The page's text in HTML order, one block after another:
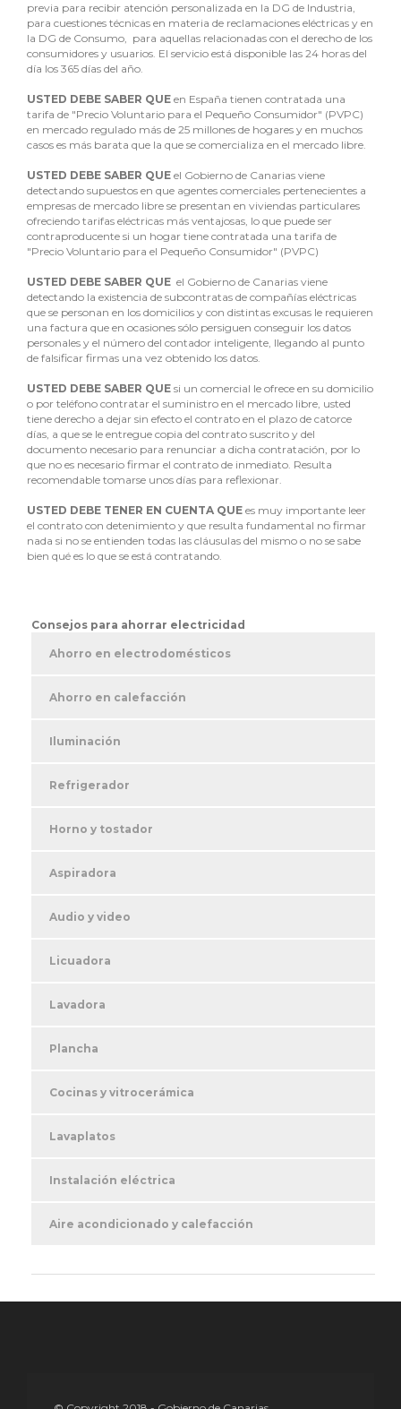
previa para recibir atención personalizada en la DG de Industria,
para cuestiones técnicas en materia de reclamaciones eléctricas y en
la DG de Consumo, para aquellas relacionadas con el derecho de los
consumidores y usuarios. El servicio está disponible las 24 horas del
día los 365 días del año.
USTED DEBE SABER QUE en España tienen contratada una
tarifa de "Precio Voluntario para el Pequeño Consumidor" (PVPC)
en mercado regulado más de 25 millones de hogares y en muchos
casos es más barata que la que se comercializa en el mercado libre.
USTED DEBE SABER QUE el Gobierno de Canarias viene
detectando supuestos en que agentes comerciales pertenecientes a
empresas de mercado libre se presentan en viviendas particulares
ofreciendo tarifas eléctricas más ventajosas, lo que puede ser
contraproducente si un hogar tiene contratada una tarifa de
"Precio Voluntario para el Pequeño Consumidor" (PVPC)
USTED DEBE SABER QUE el Gobierno de Canarias viene
detectando la existencia de subcontratas de compañías eléctricas
que se personan en los domicilios y con distintas excusas le requieren
una factura que en ocasiones sólo persiguen conseguir los datos
personales y el número del contador inteligente, llegando al punto
de falsificar firmas una vez obtenido los datos.
USTED DEBE SABER QUE si un comercial le ofrece en su domicilio
o por teléfono contratar el suministro en el mercado libre, usted
tiene derecho a dejar sin efecto el contrato en el plazo de catorce
días, a que se le entregue copia del contrato suscrito y del
documento necesario para renunciar a dicha contratación, por lo
que no es necesario firmar el contrato de inmediato. Resulta
recomendable tomarse unos días para reflexionar.
USTED DEBE TENER EN CUENTA QUE es muy importante leer
el contrato con detenimiento y que resulta fundamental no firmar
nada si no se entienden todas las cláusulas del mismo o no se sabe
bien qué es lo que se está contratando.
Consejos para ahorrar electricidad
Ahorro en electrodomésticos
Ahorro en calefacción
Iluminación
Refrigerador
Horno y tostador
Aspiradora
Audio y video
Licuadora
Lavadora
Plancha
Cocinas y vitrocerámica
Lavaplatos
Instalación eléctrica
Aire acondicionado y calefacción